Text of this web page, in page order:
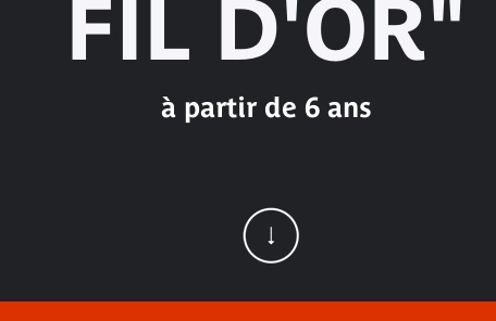
FIL D'OR"
à partir de 6 ans